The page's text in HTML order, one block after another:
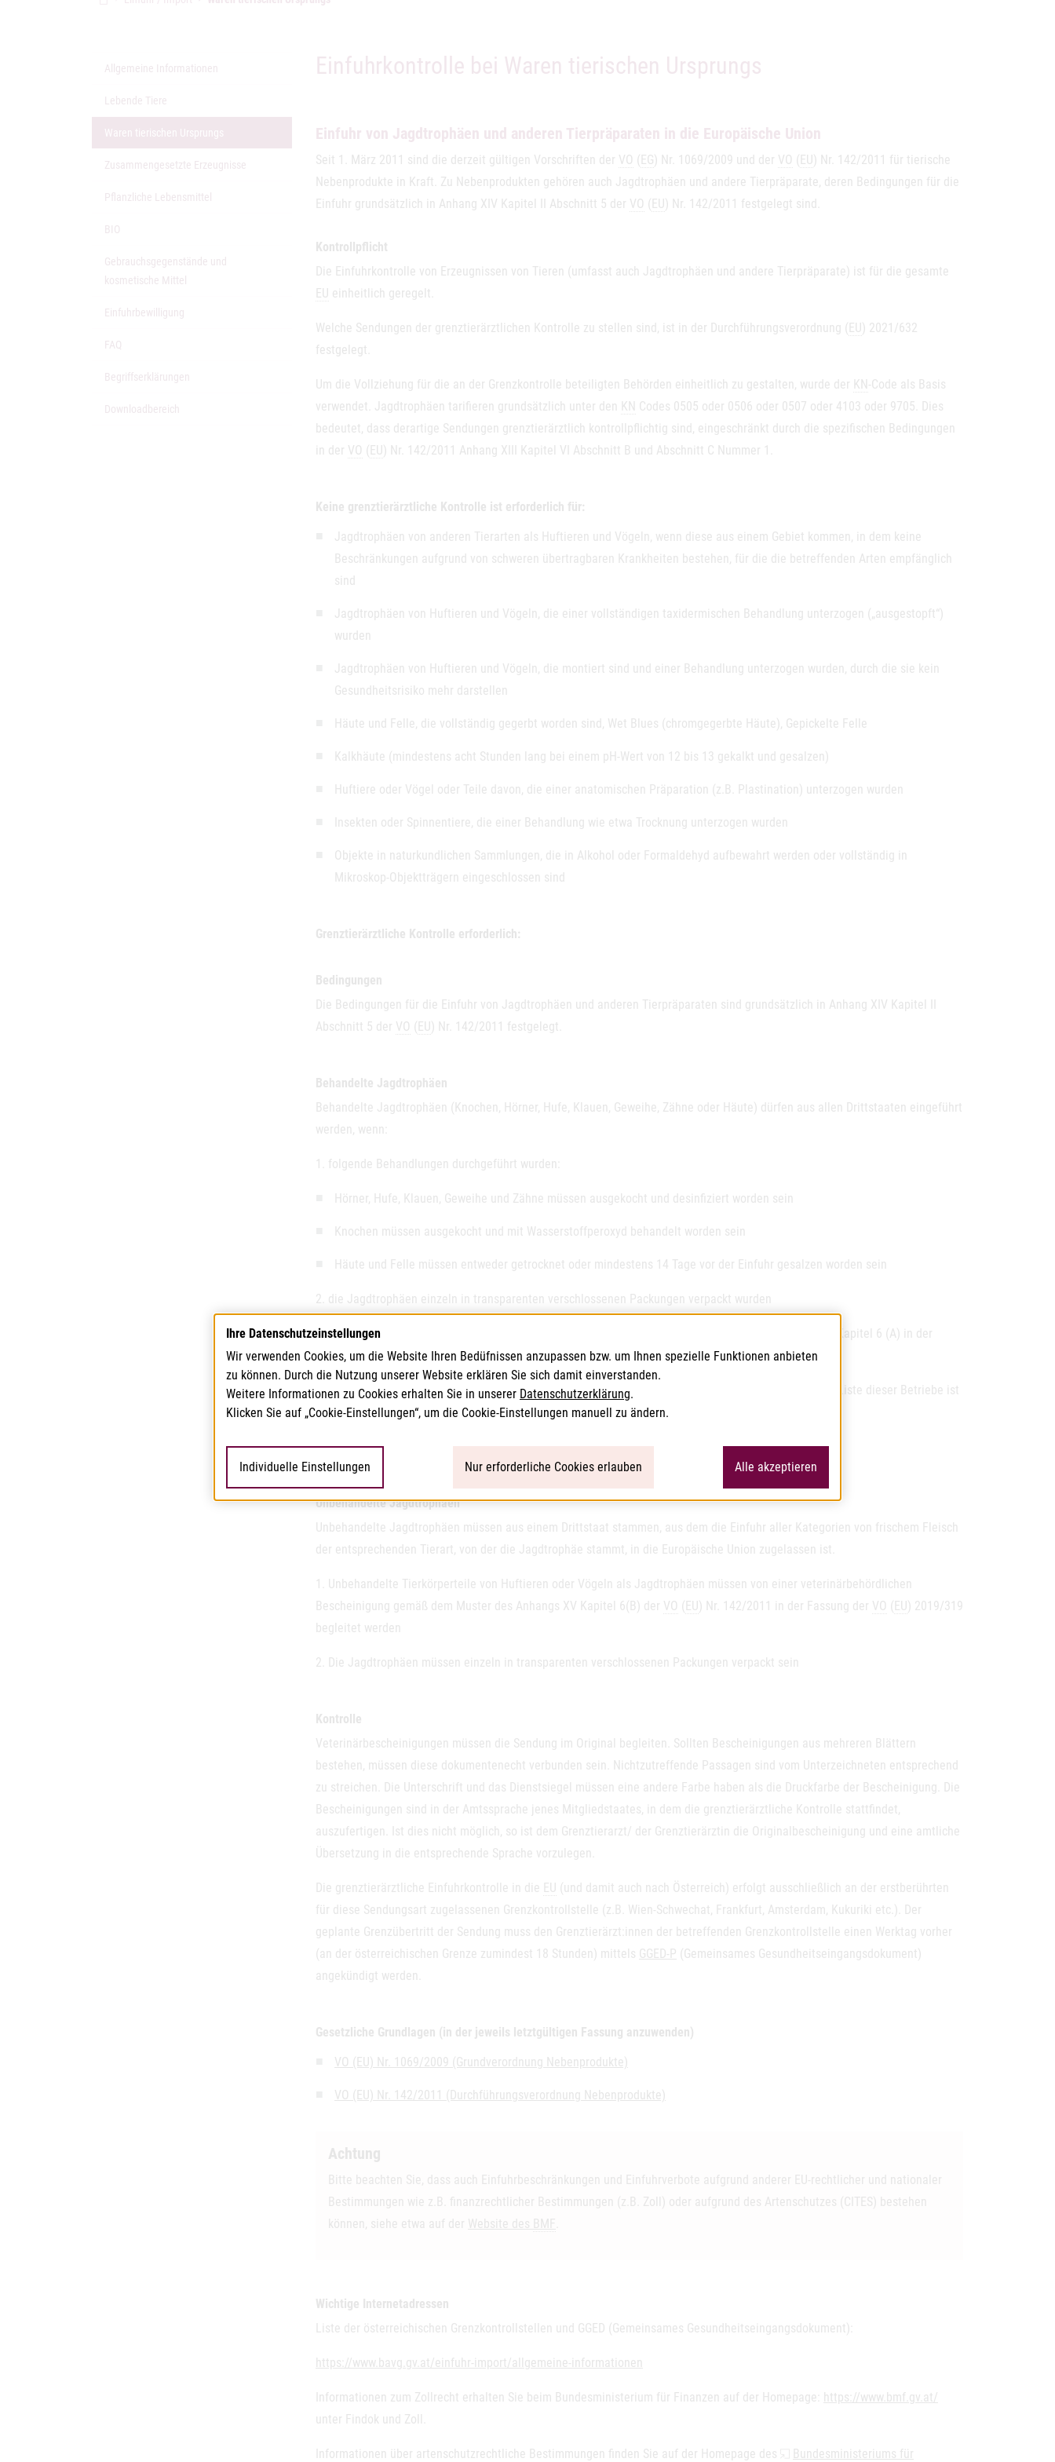
Allgemeine Informationen
Lebende Tiere
Waren tierischen Ursprungs
Zusammengesetzte Erzeugnisse
Pflanzliche Lebensmittel
BIO
Gebrauchsgegenstände und
kosmetische Mittel
Einfuhrbewilligung
FAQ
Begriffserklärungen
Downloadbereich
Einfuhrkontrolle bei Waren tierischen Ursprungs
Einfuhr von Jagdtrophäen und anderen Tierpräparaten in die Europäische Union
Seit 1. März 2011 sind die derzeit gültigen Vorschriften der VO ( EG) Nr. 1069/2009 und der VO ( EU) Nr. 142/2011 für tierische
Nebenprodukte in Kraft. Zu Nebenprodukten gehören auch Jagdtrophäen und andere Tierpräparate, deren Bedingungen für die
Einfuhr grundsätzlich in Anhang XIV Kapitel II Abschnitt 5 der VO ( EU) Nr. 142/2011 festgelegt sind.
Kontrollpflicht
Die Einfuhrkontrolle von Erzeugnissen von Tieren (umfasst auch Jagdtrophäen und andere Tierpräparate) ist für die gesamte
EU einheitlich geregelt.
Welche Sendungen der grenztierärztlichen Kontrolle zu stellen sind, ist in der Durchführungsverordnung ( EU) 2021/632
festgelegt.
Um die Vollziehung für die an der Grenzkontrolle beteiligten Behörden einheitlich zu gestalten, wurde der KN-Code als Basis
verwendet. Jagdtrophäen tarifieren grundsätzlich unter den KN Codes 0505 oder 0506 oder 0507 oder 4103 oder 9705. Dies
bedeutet, dass derartige Sendungen grenztierärztlich kontrollpflichtig sind, eingeschränkt durch die spezifischen Bedingungen
in der VO ( EU) Nr. 142/2011 Anhang XIII Kapitel VI Abschnitt B und Abschnitt C Nummer 1.
Keine grenztierärztliche Kontrolle ist erforderlich für:
Jagdtrophäen von anderen Tierarten als Huftieren und Vögeln, wenn diese aus einem Gebiet kommen, in dem keine
Beschränkungen aufgrund von schweren übertragbaren Krankheiten bestehen, für die die betreffenden Arten empfänglich
sind
Jagdtrophäen von Huftieren und Vögeln, die einer vollständigen taxidermischen Behandlung unterzogen („ausgestopft“)
wurden
Jagdtrophäen von Huftieren und Vögeln, die montiert sind und einer Behandlung unterzogen wurden, durch die sie kein
Gesundheitsrisiko mehr darstellen
Häute und Felle, die vollständig gegerbt worden sind, Wet Blues (chromgegerbte Häute), Gepickelte Felle
Kalkhäute (mindestens acht Stunden lang bei einem pH-Wert von 12 bis 13 gekalkt und gesalzen)
Huftiere oder Vögel oder Teile davon, die einer anatomischen Präparation (z.B. Plastination) unterzogen wurden
Insekten oder Spinnentiere, die einer Behandlung wie etwa Trocknung unterzogen wurden
Objekte in naturkundlichen Sammlungen, die in Alkohol oder Formaldehyd aufbewahrt werden oder vollständig in
Mikroskop-Objektträgern eingeschlossen sind
Grenztierärztliche Kontrolle erforderlich:
Bedingungen
Die Bedingungen für die Einfuhr von Jagdtrophäen und anderen Tierpräparaten sind grundsätzlich in Anhang XIV Kapitel II
Abschnitt 5 der VO ( EU) Nr. 142/2011 festgelegt.
Behandelte Jagdtrophäen
Behandelte Jagdtrophäen (Knochen, Hörner, Hufe, Klauen, Geweihe, Zähne oder Häute) dürfen aus allen Drittstaaten eingeführt
werden, wenn:
1. folgende Behandlungen durchgeführt wurden:
Hörner, Hufe, Klauen, Geweihe und Zähne müssen ausgekocht und desinfiziert worden sein
Knochen müssen ausgekocht und mit Wasserstoffperoxyd behandelt worden sein
Häute und Felle müssen entweder getrocknet oder mindestens 14 Tage vor der Einfuhr gesalzen worden sein
2. die Jagdtrophäen einzeln in transparenten verschlossenen Packungen verpackt wurden
3. den Trophäen jeweils eine veterinärbehördliche Bescheinigung gemäß dem Muster des Anhangs XV Kapitel 6 (A) in der
Fassung derVO(EU) Nr. 294/2013 beiliegt
Die Behandlung muss in einem im Ursprungsstaat registrierten und gelisteten Betrieb erfolgt sein. Die Liste dieser Betriebe ist
veröffentlicht unter der Internetadresse (Animal by-products; SectionVI :
https://food.ec.europa.eu/animals/live-animal-movements/approved-establishments-veterinary_en
Unbehandelte Jagdtrophäen
Unbehandelte Jagdtrophäen müssen aus einem Drittstaat stammen, aus dem die Einfuhr aller Kategorien von frischem Fleisch
der entsprechenden Tierart, von der die Jagdtrophäe stammt, in die Europäische Union zugelassen ist.
1. Unbehandelte Tierkörperteile von Huftieren oder Vögeln als Jagdtrophäen müssen von einer veterinärbehördlichen
Bescheinigung gemäß dem Muster des Anhangs XV Kapitel 6(B) der VO ( EU) Nr. 142/2011 in der Fassung der VO ( EU) 2019/319
begleitet werden
2. Die Jagdtrophäen müssen einzeln in transparenten verschlossenen Packungen verpackt sein
Kontrolle
Veterinärbescheinigungen müssen die Sendung im Original begleiten. Sollten Bescheinigungen aus mehreren Blättern
bestehen, müssen diese dokumentenecht verbunden sein. Nichtzutreffende Passagen sind vom Unterzeichneten entsprechend
zu streichen. Die Unterschrift und das Dienstsiegel müssen eine andere Farbe haben als die Druckfarbe der Bescheinigung. Die
Bescheinigungen sind in der Amtssprache jenes Mitgliedstaates, in dem die grenztierärztliche Kontrolle stattfindet,
auszufertigen. Ist dies nicht möglich, so ist dem Grenztierarzt/ der Grenztierärztin die Originalbescheinigung und eine amtliche
Übersetzung in die entsprechende Sprache vorzulegen.
Die grenztierärztliche Einfuhrkontrolle in die EU (und damit auch nach Österreich) erfolgt ausschließlich an der erstberührten
für diese Sendungsart zugelassenen Grenzkontrollstelle (z.B. Wien-Schwechat, Frankfurt, Amsterdam, Kukuriki etc.). Der
geplante Grenzübertritt der Sendung muss den Grenztierärzt:innen der betreffenden Grenzkontrollstelle einen Werktag vorher
(an der österreichischen Grenze zumindest 18 Stunden) mittels GGED-P (Gemeinsames Gesundheitseingangsdokument)
angekündigt werden.
Gesetzliche Grundlagen (in der jeweils letztgültigen Fassung anzuwenden)
VO (EU) Nr. 1069/2009 (Grundverordnung Nebenprodukte)
VO (EU) Nr. 142/2011 (Durchführungsverordnung Nebenprodukte)
Achtung
Bitte beachten Sie, dass auch Einfuhrbeschränkungen und Einfuhrverbote aufgrund anderer EU-rechtlicher und nationaler
Bestimmungen wie z.B. finanzrechtlicher Bestimmungen (z.B. Zoll) oder aufgrund des Artenschutzes ( CITES) bestehen
können, siehe etwa auf der Website des BMF
Wichtige Internetadressen
Liste der österreichischen Grenzkontrollstellen und GGED (Gemeinsames Gesundheitseingangsdokument):
https://www.bavg.gv.at/einfuhr-import/allgemeine-informationen
Informationen zum Zollrecht erhalten Sie beim Bundesministerium für Finanzen auf der Homepage: https://www.bmf.gv.at/
unter Findok und Zoll.
Informationen über artenschutzrechtliche Bestimmungen finden Sie auf der Homepage des Bundesministeriums für
Ihre Datenschutzeinstellungen
Wir verwenden Cookies, um die Website Ihren Bedüfnissen anzupassen bzw. um Ihnen spezielle Funktionen anbieten
zu können. Durch die Nutzung unserer Website erklären Sie sich damit einverstanden.
Weitere Informationen zu Cookies erhalten Sie in unserer Datenschutzerklärung.
Klicken Sie auf „Cookie-Einstellungen“, um die Cookie-Einstellungen manuell zu ändern.
Individuelle Einstellungen Nur erforderliche Cookies erlauben Alle akzeptieren